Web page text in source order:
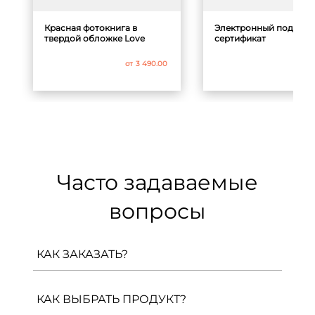
Красная фотокнига в
твердой обложке Love
от 3 490.00
Электронный
сертификат
Часто задаваемые
вопросы
КАК ЗАКАЗАТЬ?
продукта и, выбрав все параметры,
нажать «Создать в конструкторе». После
КАК ВЫБРАТЬ ПРОДУКТ?